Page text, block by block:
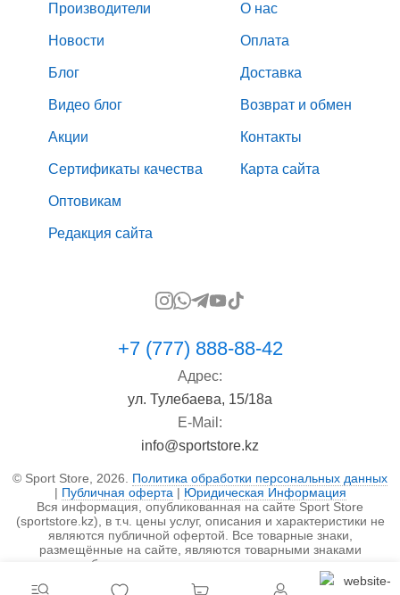
Производители
Новости
Блог
Видео блог
Акции
Сертификаты качества
Оптовикам
Редакция сайта
О нас
Оплата
Доставка
Возврат и обмен
Контакты
Карта сайта
+7 (777) 888-88-42
Адрес:
ул. Тулебаева, 15/18а
E-Mail:
info@sportstore.kz
© Sport Store, 2026. Политика обработки персональных данных
| Публичная оферта | Юридическая Информация
Вся информация, опубликованная на сайте Sport Store
(sportstore.kz), в т.ч. цены услуг, описания и характеристики не
являются публичной офертой. Все товарные знаки,
размещённые на сайте, являются товарными знаками
правообладателя и используются исключительно в